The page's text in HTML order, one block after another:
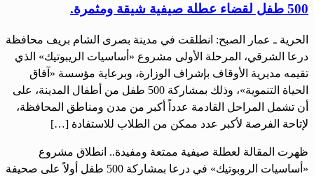
500 طفل لقضاء عطلة صيفية شيقة ومثمرة.
الحرية ـ عمار الصبح: انطلقت في مدينة بصرى الشام بريف محافظة
درعا الشرقي، المرحلة الأولى مشروع «أساسيات الريبوتيك» الذي
تقيمه مديرية الأوقاف بإشراف الوزارة، وبرعاية مؤسسة «آفاق
الحياة التنموية»، وذلك بمشاركة 500 طفل من أطفال المدينة، على
أن تشمل المراحل القادمة عدداً أكبر من مدن ومناطق المحافظة،
لإتاحة الفرصة لأكبر عدد ممكن من الطلاب للاستفادة […]
ظهرت المقالة لعطلة صيفية ممتعة ومفيدة.. انطلاق مشروع
«أساسيات الروبوتيك» في درعا بمشاركة 500 طفل أولاً على صحيفة